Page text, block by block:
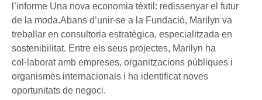
l’informe Una nova economia tèxtil: redissenyar el futur
de la moda.Abans d’unir-se a la Fundació, Marilyn va
treballar en consultoria estratègica, especialitzada en
sostenibilitat. Entre els seus projectes, Marilyn ha
col·laborat amb empreses, organitzacions públiques i
organismes internacionals i ha identificat noves
oportunitats de negoci.